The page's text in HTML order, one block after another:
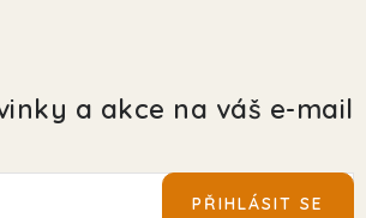
a akce na váš e-mail
PŘIHLÁSIT SE